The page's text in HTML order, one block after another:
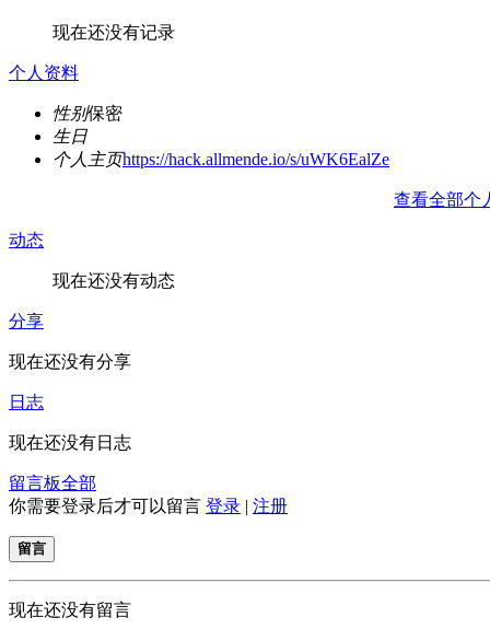
现在还没有记录
个人资料
性别保密
生日
个人主页https://hack.allmende.io/s/uWK6EalZe
查看全部个
动态
现在还没有动态
分享
现在还没有分享
日志
现在还没有日志
留言板全部
你需要登录后才可以留言 登录 | 注册
留言
现在还没有留言